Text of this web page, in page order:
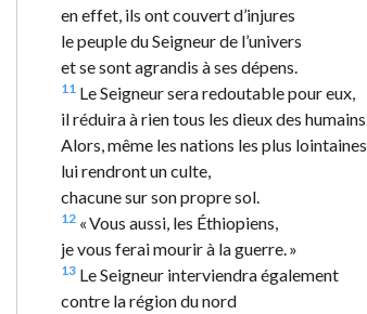
en effet, ils ont couvert d’injures
le peuple du Seigneur de l’univers
et se sont agrandis à ses dépens.
11 Le Seigneur sera redoutable pour eux,
il réduira à rien tous les dieux des humains.
Alors, même les nations les plus lointaines
lui rendront un culte,
chacune sur son propre sol.
12 « Vous aussi, les Éthiopiens,
je vous ferai mourir à la guerre. »
13 Le Seigneur interviendra également
contre la région du nord